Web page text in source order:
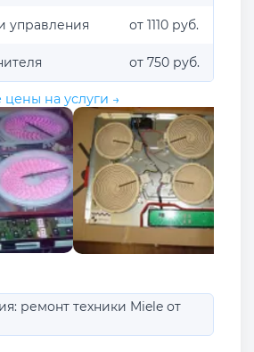
управления от 1110 руб.
от 750 руб.
цены на услуги →
ремонт техники Miele от